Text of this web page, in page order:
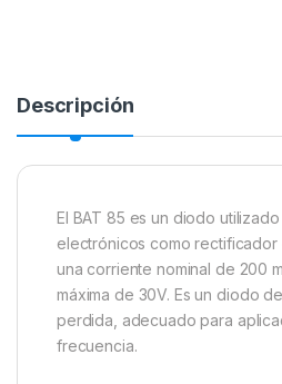
Descripción
El BAT 85 es un diodo
electrónicos como
una corriente nominal de 200
máxima de 30V. Es un diodo
perdida, adecuado para
frecuencia.